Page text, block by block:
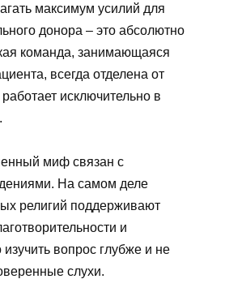
максимум усилий для
донора – это абсолютно
команда, занимающаяся
всегда отделена от
исключительно в
миф связан с
На самом деле
религий поддерживают
и
вопрос глубже и не
слухи.